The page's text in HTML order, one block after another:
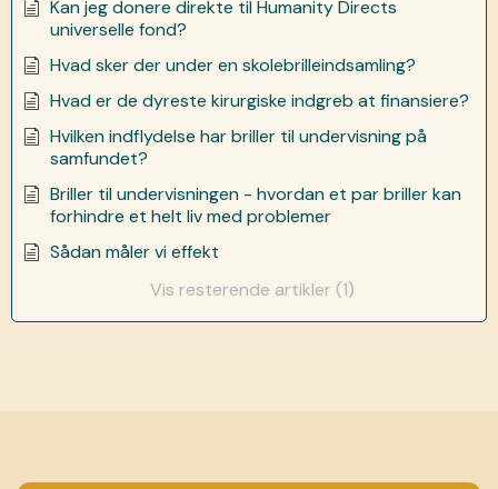
Kan jeg donere direkte til Humanity Directs
universelle fond?
Hvad sker der under en skolebrilleindsamling?
Hvad er de dyreste kirurgiske indgreb at finansiere?
Hvilken indflydelse har briller til undervisning på
samfundet?
Briller til undervisningen - hvordan et par briller kan
forhindre et helt liv med problemer
Sådan måler vi effekt
Vis resterende artikler (1)